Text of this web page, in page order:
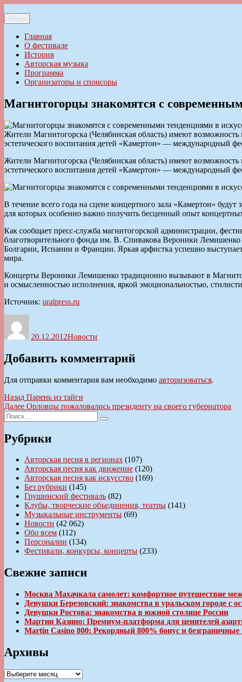
к
содержимому
Ильменский фестиваль авторской песни
Меню
Главная
О фестивале
История
Авторская музыка
Программа
Организаторы и спонсоры
Магнитогорцы знакомятся с
Жители Магнитогорска (Челябинская область) имеют
эстетического воспитания детей «Камертон» — международный
Жители Магнитогорска (Челябинская область) имеют
эстетического воспитания детей «Камертон» — международный
В течение всего года на сцене концертного зала «Камертон»
для которых особенно важно получить бесценный опыт
Как сообщает пресс-служба магнитогорской администрации,
благотворительного фонда им. В. Спивакова Вероники
Болгарии, Испании и Франции. Яркая арфистка успешно
мира.
Концерты Вероники Лемишенко традиционно вызывают в
и осмысленностью исполнения, яркой эмоциональностью,
Источник: uralpress.ru
20.12.2012Новости
Добавить комментарий
Для отправки комментария вам необходимо авторизоваться.
Навигация
по
записям
Назад Предыдущая
запись:
Парень из тайги
Далее Следующая
Орловцы пожаловались президенту на своего губернатора
Искать:
Поиск
Рубрики
Авторская песня в регионах (107)
Авторская песня как движение (120)
Авторская песня как искусство (169)
Без рубрики (145)
Грушинский фестиваль (82)
Клубы, творческие объединения, театры (141)
Музыкальные инструменты (69)
Новости (42 062)
Обо всем (112)
Персоналии (134)
Фестивали, конкурсы, концерты (233)
Свежие записи
Москва Махачкала самолет: комфортное путешествие
Девушки Березовский: знакомства в уральском городе с
Девушки Ростова: знакомства в южной столице России
Мартин Казино: Премиум-платформа для ценителей
Martin Casino 800: Рекордный 800% бонус и
Архивы
Архивы